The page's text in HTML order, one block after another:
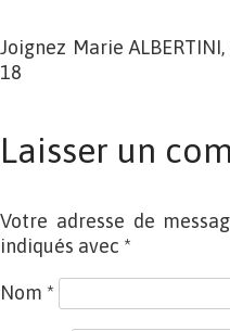
Joignez Marie
18
Laisser un
Votre adresse de
indiqués avec *
Nom *